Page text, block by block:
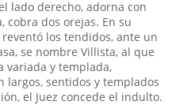
lado derecho, adorna con
cobra dos orejas. En su
los tendidos, ante un
se nombre Villista, al que
variada y templada,
sentidos y templados
el Juez concede el indulto.